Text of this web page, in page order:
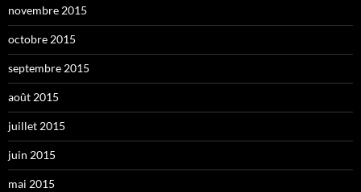
novembre 2015
octobre 2015
septembre 2015
août 2015
juillet 2015
juin 2015
mai 2015